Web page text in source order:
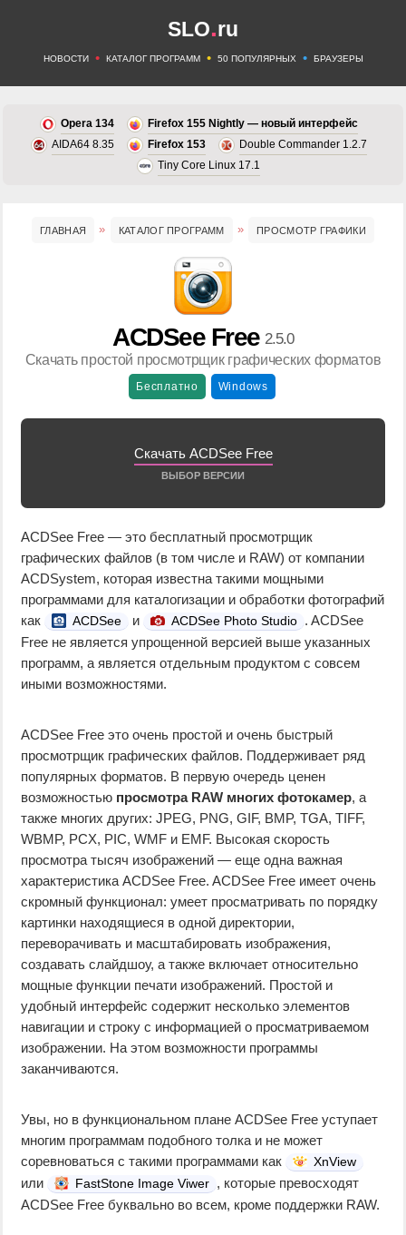
SLO.ru
НОВОСТИ • КАТАЛОГ ПРОГРАММ • 50 ПОПУЛЯРНЫХ • БРАУЗЕРЫ
Opera 134
Firefox 155 Nightly — новый интерфейс
AIDA64 8.35
Firefox 153
Double Commander 1.2.7
Tiny Core Linux 17.1
ГЛАВНАЯ КАТАЛОГ ПРОГРАММ ПРОСМОТР ГРАФИКИ
ACDSee Free 2.5.0
Скачать простой просмотрщик графических форматов
Бесплатно Windows
Скачать ACDSee Free
ВЫБОР ВЕРСИИ
ACDSee Free — это бесплатный просмотрщик
графических файлов (в том числе и RAW) от компании
ACDSystem, которая известна такими мощными
программами для каталогизации и обработки фотографий
как
ACDSee и ACDSee Photo Studio . ACDSee
Free не является упрощенной версией выше указанных
программ, а является отдельным продуктом с совсем
иными возможностями.
ACDSee Free это очень простой и очень быстрый
просмотрщик графических файлов. Поддерживает ряд
популярных форматов. В первую очередь ценен
возможностью просмотра RAW многих фотокамер, а
также многих других: JPEG, PNG, GIF, BMP, TGA, TIFF,
WBMP, PCX, PIC, WMF и EMF. Высокая скорость
просмотра тысяч изображений — еще одна важная
характеристика ACDSee Free. ACDSee Free имеет очень
скромный функционал: умеет просматривать по порядку
картинки находящиеся в одной директории,
переворачивать и масштабировать изображения,
создавать слайдшоу, а также включает относительно
мощные функции печати изображений. Простой и
удобный интерфейс содержит несколько элементов
навигации и строку с информацией о просматриваемом
изображении. На этом возможности программы
заканчиваются.
Увы, но в функциональном плане ACDSee Free уступает
многим программам подобного толка и не может
соревноваться с такими программами как
XnView
или FastStone Image Viwer , которые превосходят
ACDSee Free буквально во всем, кроме поддержки RAW.